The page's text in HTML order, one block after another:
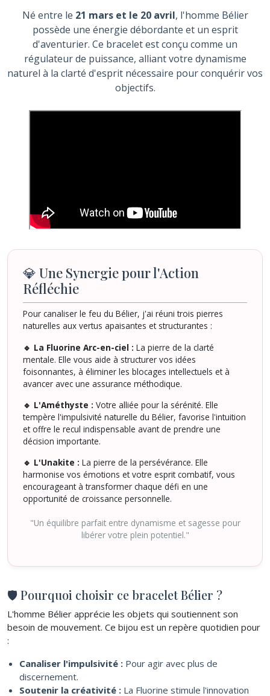
Né entre le 21 mars et le 20 avril, l'homme Bélier
possède une énergie débordante et un esprit
d'aventurier. Ce bracelet est conçu comme un
régulateur de puissance, alliant votre dynamisme
naturel à la clarté d'esprit nécessaire pour conquérir vos
objectifs.
💎 Une Synergie pour l'Action
Réfléchie
Pour canaliser le feu du Bélier, j'ai réuni trois pierres
naturelles aux vertus apaisantes et structurantes :
🔹 La Fluorine Arc-en-ciel : La pierre de la clarté
mentale. Elle vous aide à structurer vos idées
foisonnantes, à éliminer les blocages intellectuels et à
avancer avec une assurance méthodique.
🔹 L'Améthyste : Votre alliée pour la sérénité. Elle
tempère l'impulsivité naturelle du Bélier, favorise l'intuition
et offre le recul indispensable avant de prendre une
décision importante.
🔹 L'Unakite : La pierre de la persévérance. Elle
harmonise vos émotions et votre esprit combatif, vous
encourageant à transformer chaque défi en une
opportunité de croissance personnelle.
"Un équilibre parfait entre dynamisme et sagesse pour
libérer votre plein potentiel."
🛡 Pourquoi choisir ce bracelet Bélier ?
L'homme Bélier apprécie les objets qui soutiennent son
besoin de mouvement. Ce bijou est un repère quotidien pour
:
Canaliser l'impulsivité : Pour agir avec plus de
discernement.
Soutenir la créativité : La Fluorine stimule l'innovation